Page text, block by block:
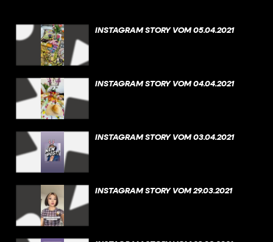
INSTAGRAM STORY VOM 05.04.2021
INSTAGRAM STORY VOM 04.04.2021
INSTAGRAM STORY VOM 03.04.2021
INSTAGRAM STORY VOM 29.03.2021